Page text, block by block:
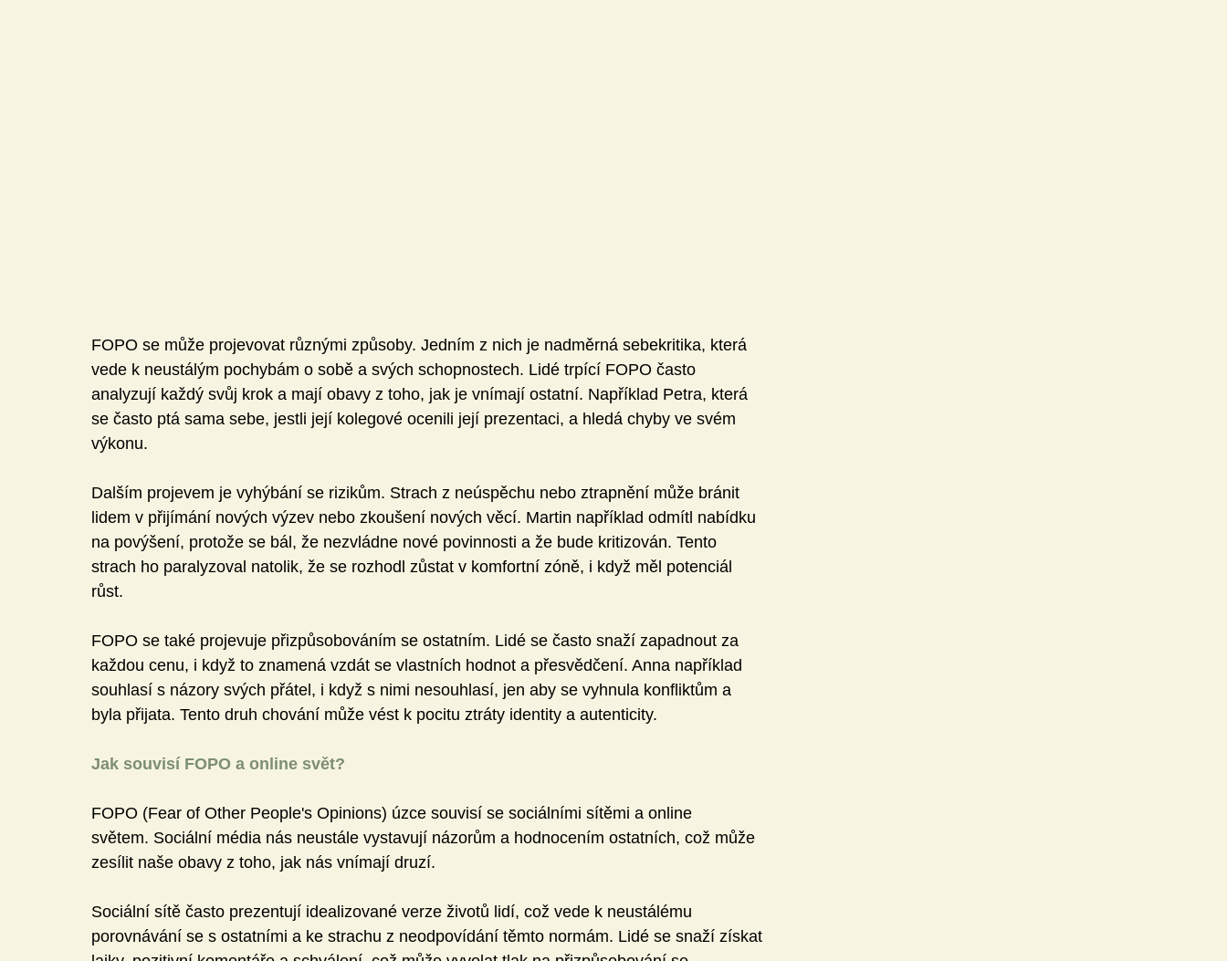
FOPO se může projevovat různými způsoby. Jedním z nich je nadměrná sebekritika, která
vede k neustálým pochybám o sobě a svých schopnostech. Lidé trpící FOPO často
analyzují každý svůj krok a mají obavy z toho, jak je vnímají ostatní. Například Petra, která
se často ptá sama sebe, jestli její kolegové ocenili její prezentaci, a hledá chyby ve svém
výkonu.
Dalším projevem je vyhýbání se rizikům. Strach z neúspěchu nebo ztrapnění může bránit
lidem v přijímání nových výzev nebo zkoušení nových věcí. Martin například odmítl nabídku
na povýšení, protože se bál, že nezvládne nové povinnosti a že bude kritizován. Tento
strach ho paralyzoval natolik, že se rozhodl zůstat v komfortní zóně, i když měl potenciál
růst.
FOPO se také projevuje přizpůsobováním se ostatním. Lidé se často snaží zapadnout za
každou cenu, i když to znamená vzdát se vlastních hodnot a přesvědčení. Anna například
souhlasí s názory svých přátel, i když s nimi nesouhlasí, jen aby se vyhnula konfliktům a
byla přijata. Tento druh chování může vést k pocitu ztráty identity a autenticity.
Jak souvisí FOPO a online svět?
FOPO (Fear of Other People's Opinions) úzce souvisí se sociálními sítěmi a online
světem. Sociální média nás neustále vystavují názorům a hodnocením ostatních, což může
zesílit naše obavy z toho, jak nás vnímají druzí.
Sociální sítě často prezentují idealizované verze životů lidí, což vede k neustálému
porovnávání se s ostatními a ke strachu z neodpovídání těmto normám. Lidé se snaží získat